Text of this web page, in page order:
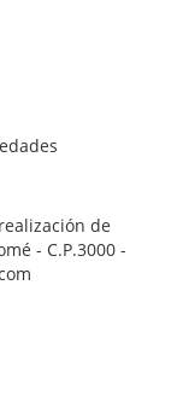
de
- C.P.3000 -